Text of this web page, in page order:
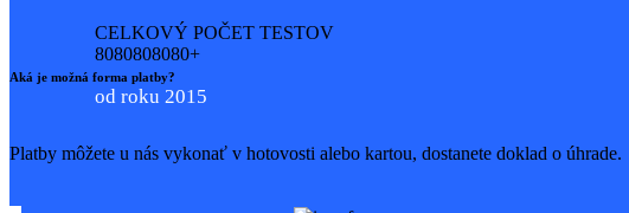
Aká je možná forma platby?
Platby môžete u nás vykonať v hotovosti alebo kartou, dostanete doklad o úhrade.
CELKOVÝ POČET TESTOV
8080808080+
od roku 2015